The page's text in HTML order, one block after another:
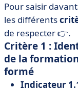
Pour saisir
les différents
de respecter 👉.
Critère 1 :
de la
formé
Indicateur